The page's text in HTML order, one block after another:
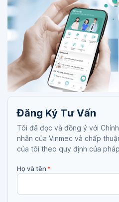
Đăng Ký Tư Vấn
Tôi đã đọc và đồng ý với
nhân của Vinmec và chấp
của tôi theo quy định của
Họ và tên*